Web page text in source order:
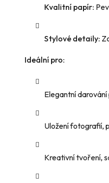
Kvalitní papír:
Stylové detaily:
Ideální pro:
Elegantní
Uložení fotografií,
Kreativní tvoření,